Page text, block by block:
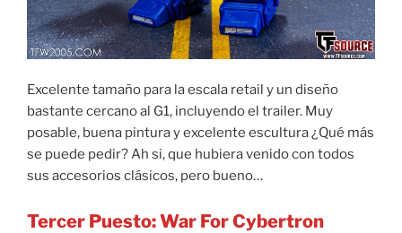
Excelente tamaño para la escala retail y un diseño
bastante cercano al G1, incluyendo el trailer. Muy
posable, buena pintura y excelente escultura ¿Qué más
se puede pedir? Ah si, que hubiera venido con todos
sus accesorios clásicos, pero bueno…
Tercer Puesto: War For Cybertron